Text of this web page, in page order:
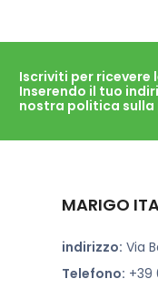
Iscriviti per ricevere
Inserendo il tuo
nostra politica sulla
MARIGO
indirizzo: Via
Telefono: +39